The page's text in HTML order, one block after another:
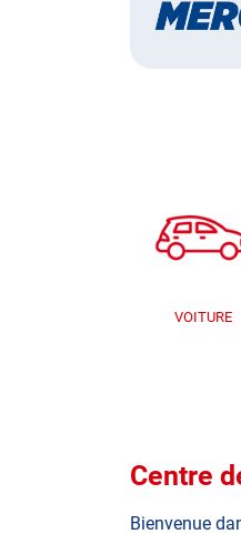
VOITURE
Centre
Bienvenue